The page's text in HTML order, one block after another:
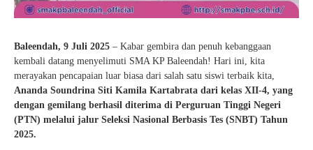
Baleendah, 9 Juli 2025 – Kabar gembira dan penuh kebanggaan
kembali datang menyelimuti SMA KP Baleendah! Hari ini, kita
merayakan pencapaian luar biasa dari salah satu siswi terbaik kita,
Ananda Soundrina Siti Kamila Kartabrata dari kelas XII-4, yang
dengan gemilang berhasil diterima di Perguruan Tinggi Negeri
(PTN) melalui jalur Seleksi Nasional Berbasis Tes (SNBT) Tahun
2025.